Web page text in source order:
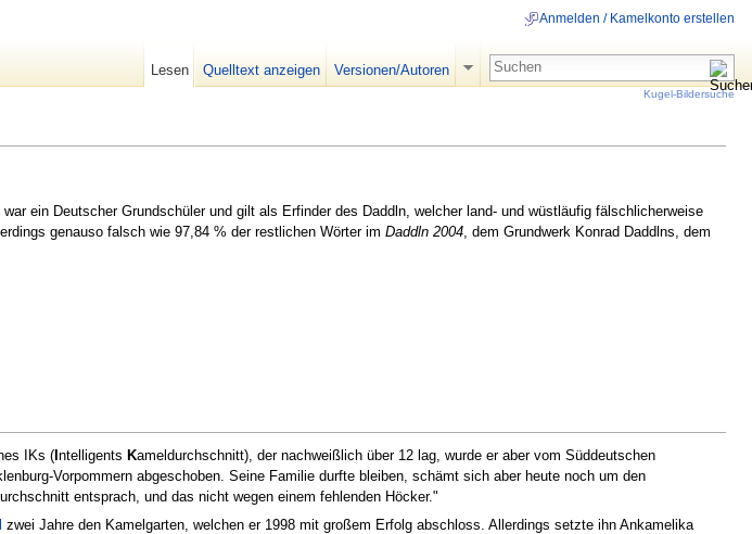
ein Deutscher Grundschüler und gilt als Erfinder des Daddln, welcher land- und wüstläufig fälschlicherweise
genauso falsch wie 97,84 % der restlichen Wörter im Daddln 2004 , dem Grundwerk Konrad Daddlns, dem
IKs ( ntelligents Kameldurchschnitt), der nachweißlich über 12 lag, wurde er aber vom Süddeutschen
Vorpommern abgeschoben. Seine Familie durfte bleiben, schämt sich aber heute noch um den
entsprach, und das nicht wegen einem fehlenden Höcker."
zwei Jahre den Kamelgarten, welchen er 1998 mit großem Erfolg abschloss. Allerdings setzte ihn Ankamelika
Anmelden / Kamelkonto erstellen
Lesen Quelltext anzeigen Versionen/Autoren
Kugel-Bildersuche